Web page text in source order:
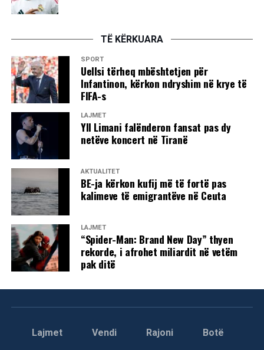
TË KËRKUARA
SPORT
Uellsi tërheq mbështetjen për
Infantinon, kërkon ndryshim në krye të
FIFA-s
LAJMET
Yll Limani falënderon fansat pas dy
netëve koncert në Tiranë
AKTUALITET
BE-ja kërkon kufij më të fortë pas
kalimeve të emigrantëve në Ceuta
LAJMET
“Spider-Man: Brand New Day” thyen
rekorde, i afrohet miliardit në vetëm
pak ditë
Lajmet Vendi Rajoni Botë